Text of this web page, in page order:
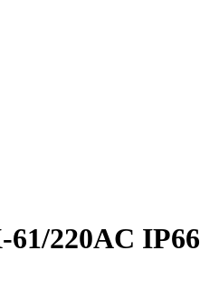
220AC IP66